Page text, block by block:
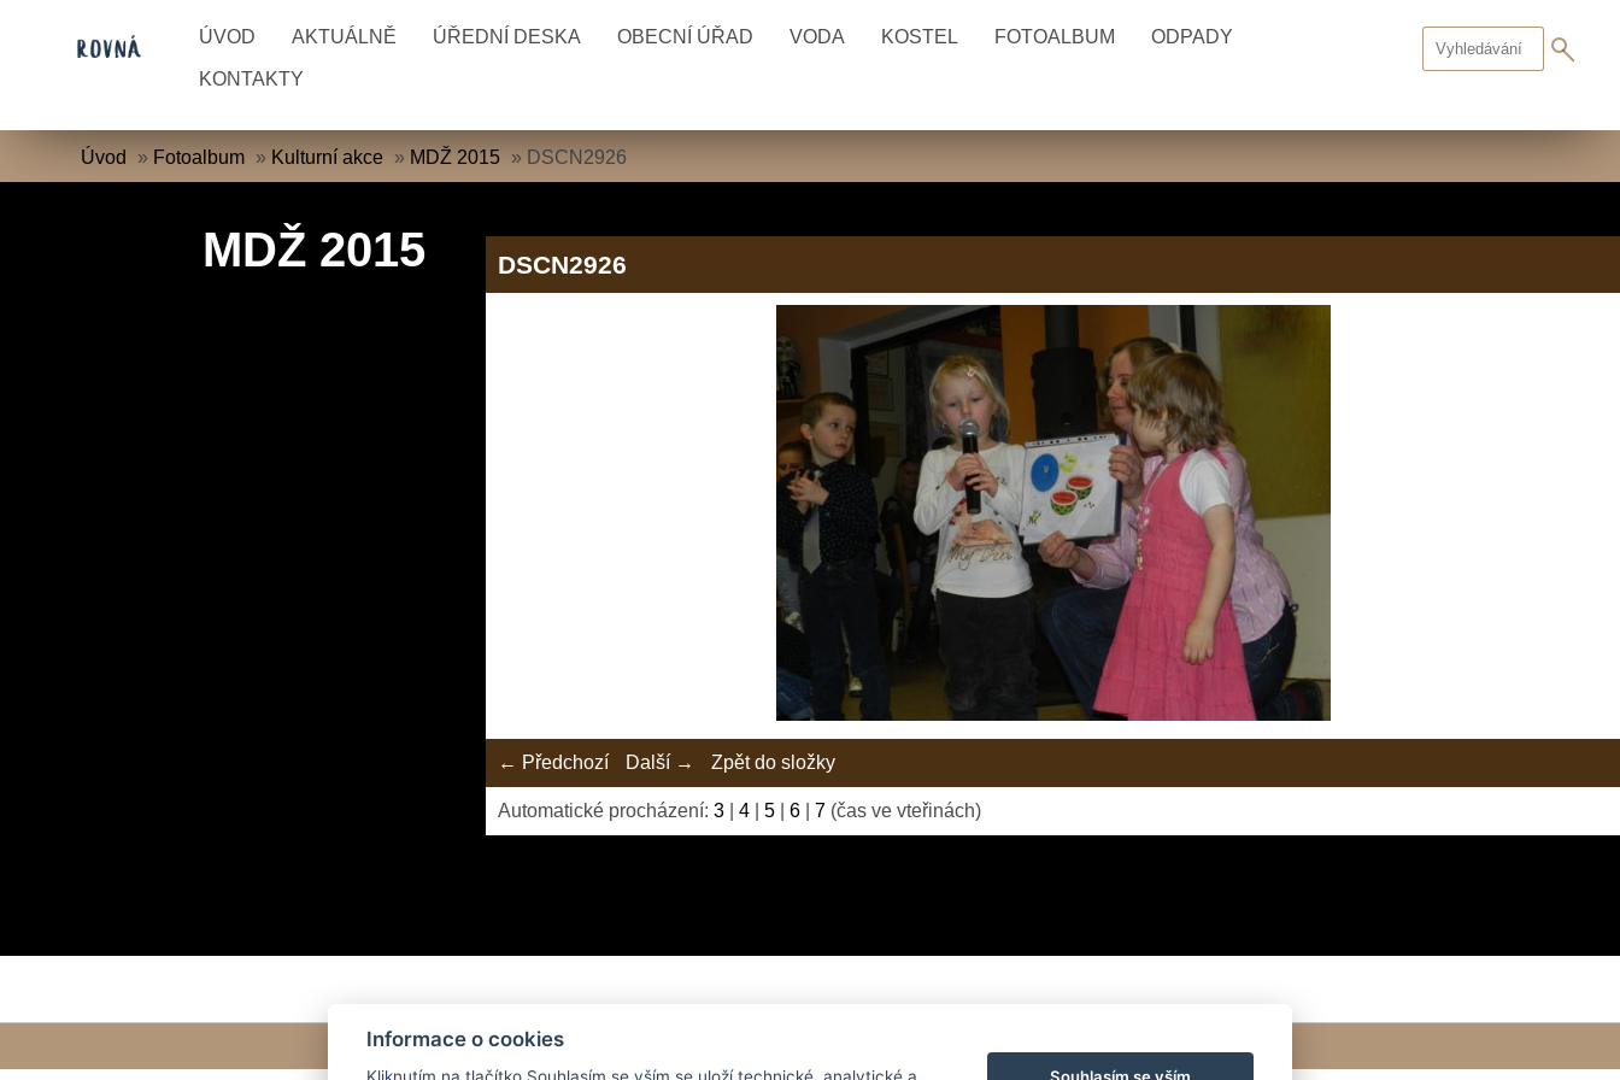
ÚVOD AKTUÁLNĚ ÚŘEDNÍ DESKA OBECNÍ ÚŘAD VODA KOSTEL FOTOALBUM ODPADY
KONTAKTY
Úvod » Fotoalbum » Kulturní akce » MDŽ 2015 » DSCN2926
MDŽ 2015 DSCN2926
← Předchozí Další → Zpět do složky
Automatické procházení:3 |4 |5 |6 |7 (čas ve vteřinách)
Informace o cookies